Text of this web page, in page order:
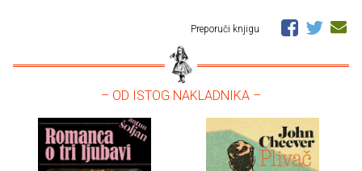
Preporuči knjigu
– OD ISTOG NAKLADNIKA –